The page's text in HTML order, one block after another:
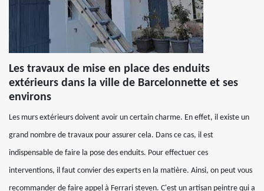
Les travaux de mise en place des enduits
extérieurs dans la ville de Barcelonnette et ses
environs
Les murs extérieurs doivent avoir un certain charme. En effet, il existe un
grand nombre de travaux pour assurer cela. Dans ce cas, il est
indispensable de faire la pose des enduits. Pour effectuer ces
interventions, il faut convier des experts en la matière. Ainsi, on peut vous
recommander de faire appel à Ferrari steven. C'est un artisan peintre qui a